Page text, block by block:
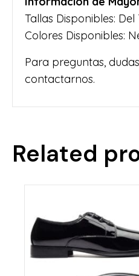
Tallas Disponibles:
Colores Disponibles:
Para preguntas,
contactarnos.
Related